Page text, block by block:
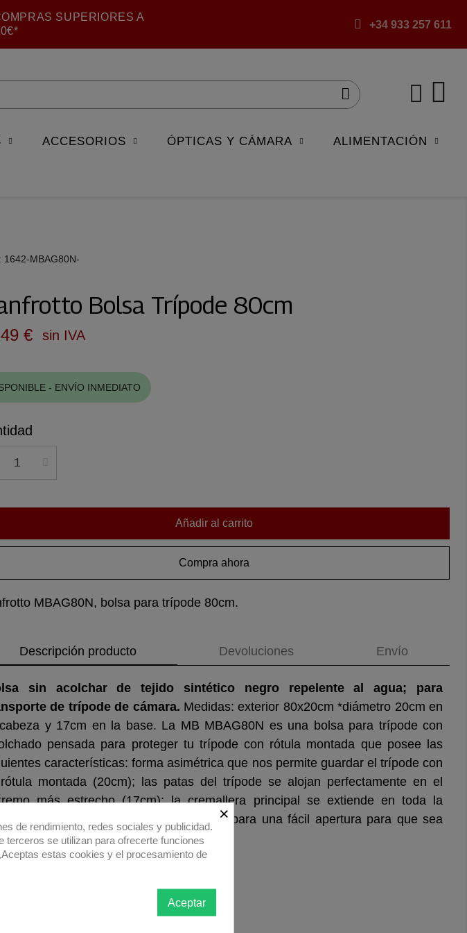
SUPERIORES A
+34 933 257 611
ACCESORIOS ÓPTICAS Y CÁMARA ALIMENTACIÓN
1642-MBAG80N-
Bolsa Trípode 80cm
€ sin IVA
- ENVÍO INMEDIATO
Añadir al carrito
Compra ahora
MBAG80N, bolsa para trípode 80cm.
Descripción producto Devoluciones Envío
sin acolchar de tejido sintético negro repelente al agua; para
de trípode de cámara. Medidas: exterior 80x20cm *diámetro 20cm en
y 17cm en la base. La MB MBAG80N es una bolsa para trípode con
pensada para proteger tu trípode con rótula montada que posee las
características: forma asimétrica que nos permite guardar el trípode con
montada (20cm); las patas del trípode se alojan perfectamente en el
más estrecho (17cm); la cremallera principal se extiende en toda la
de la bolsa y en la parte superior para una fácil apertura para que sea
sencillo insertar y extraer el trípode.
×
de rendimiento, redes sociales y publicidad.
se utilizan para ofrecerte funciones
estas cookies y el procesamiento de
Aceptar